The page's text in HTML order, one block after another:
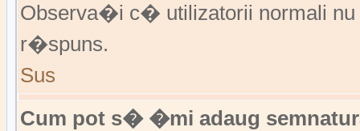
Observa�i c� utilizatorii normali
r�spuns.
Sus
Cum pot s� �mi adaug